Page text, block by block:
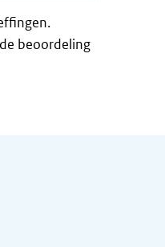
beoordeling